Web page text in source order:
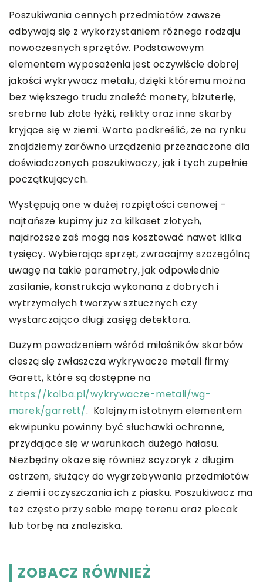
Poszukiwania cennych przedmiotów zawsze
odbywają się z wykorzystaniem różnego rodzaju
nowoczesnych sprzętów. Podstawowym
elementem wyposażenia jest oczywiście dobrej
jakości wykrywacz metalu, dzięki któremu można
bez większego trudu znaleźć monety, biżuterię,
srebrne lub złote łyżki, relikty oraz inne skarby
kryjące się w ziemi. Warto podkreślić, że na rynku
znajdziemy zarówno urządzenia przeznaczone dla
doświadczonych poszukiwaczy, jak i tych zupełnie
początkujących.
Występują one w dużej rozpiętości cenowej –
najtańsze kupimy już za kilkaset złotych,
najdroższe zaś mogą nas kosztować nawet kilka
tysięcy. Wybierając sprzęt, zwracajmy szczególną
uwagę na takie parametry, jak odpowiednie
zasilanie, konstrukcja wykonana z dobrych i
wytrzymałych tworzyw sztucznych czy
wystarczająco długi zasięg detektora.
Dużym powodzeniem wśród miłośników skarbów
cieszą się zwłaszcza wykrywacze metali firmy
Garett, które są dostępne na
https://kolba.pl/wykrywacze-metali/wg-
marek/garrett/. Kolejnym istotnym elementem
ekwipunku powinny być słuchawki ochronne,
przydające się w warunkach dużego hałasu.
Niezbędny okaże się również scyzoryk z długim
ostrzem, służący do wygrzebywania przedmiotów
z ziemi i oczyszczania ich z piasku. Poszukiwacz ma
też często przy sobie mapę terenu oraz plecak
lub torbę na znaleziska.
ZOBACZ RÓWNIEŻ